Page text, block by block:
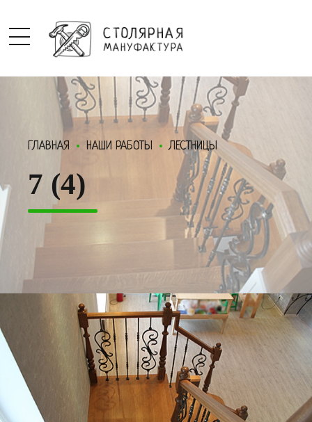
ГЛАВНАЯ НАШИ РАБОТЫ ЛЕСТНИЦЫ
7 (4)